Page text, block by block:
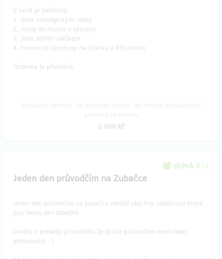
V ceně je zahrnuto:
1, jízda nostalgickými vlaky
2, vstup do muzea a výtopny
3, jízda důlním vláčkem
4, historické autobusy na Jizerku a Příchovice
Jízdenka je přenosná.
2 500 Kč
zbývá 3 z 6
Jeden den průvodčím na Zubačce
Jeden den průvodčím na zubačce obnáší všechny náležitosti které
jsou tento den důležité.
Uvidíte z pohledu průvodčího že práce průvodčího není vůbec
jednoduchá. :)